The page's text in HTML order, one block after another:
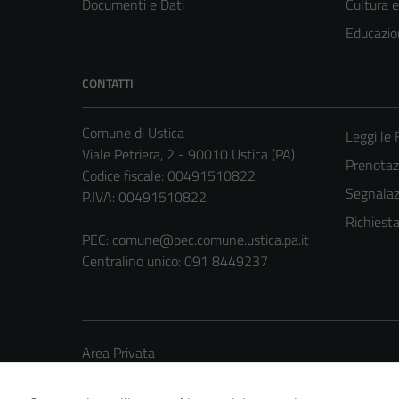
Documenti e Dati
Cultura
CONTATTI
Comune di Ustica
Viale Petriera, 2 - 90010 Ustica (PA)
Codice fiscale: 00491510822
P.IVA: 00491510822
PEC: comune@pec.comune.ustica.pa.it
Centralino unico: 091 8449237
Leggi le
Area Privata